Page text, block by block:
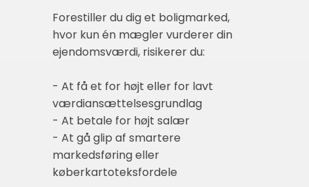
Forestiller du dig et boligmarked,
hvor kun én mægler vurderer din
ejendomsværdi, risikerer du:
- At få et for højt eller for lavt
værdiansættelsesgrundlag
- At betale for højt salær
- At gå glip af smartere
markedsføring eller
køberkartoteksfordele